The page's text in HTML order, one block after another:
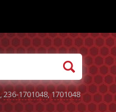
,236-1701048,1701048